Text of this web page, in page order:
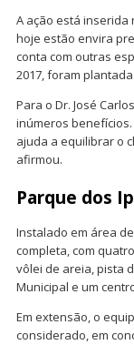
A ação está inserida
hoje estão envira
conta com outras
2017, foram
Para o Dr. José
inúmeros
ajuda a equilibrar o
afirmou.
Parque dos
Instalado em área
completa, com
vôlei de areia, pista
Municipal e um
Em extensão, o
considerado, em